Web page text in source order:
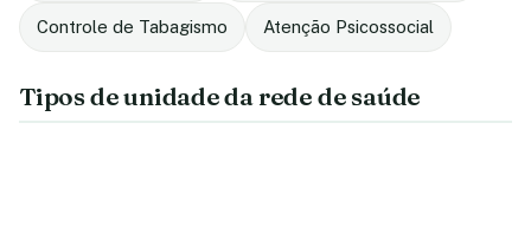
Controle de Tabagismo Atenção Psicossocial
Tipos de unidade da rede de saúde